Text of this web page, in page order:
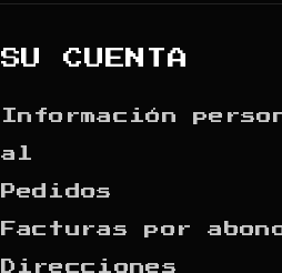
SU CUENTA
Información
al
Pedidos
Facturas por
Direcciones